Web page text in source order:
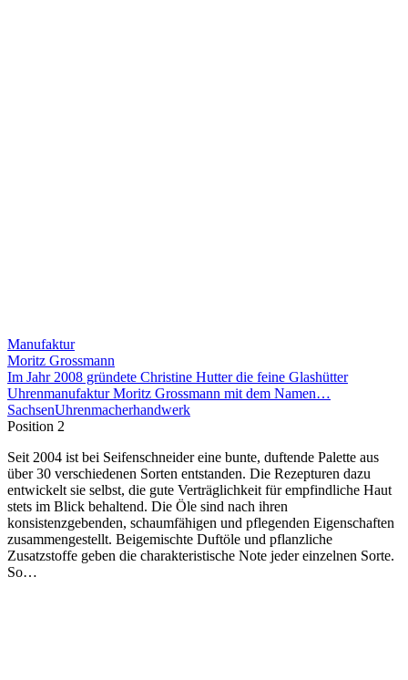
Manufaktur
Moritz Grossmann
Im Jahr 2008 gründete Christine Hutter die feine Glashütter
Uhrenmanufaktur Moritz Grossmann mit dem Namen…
SachsenUhrenmacherhandwerk
Position 2
Seit 2004 ist bei Seifenschneider eine bunte, duftende Palette aus
über 30 verschiedenen Sorten entstanden. Die Rezepturen dazu
entwickelt sie selbst, die gute Verträglichkeit für empfindliche Haut
stets im Blick behaltend. Die Öle sind nach ihren
konsistenzgebenden, schaumfähigen und pflegenden Eigenschaften
zusammengestellt. Beigemischte Duftöle und pflanzliche
Zusatzstoffe geben die charakteristische Note jeder einzelnen Sorte.
So…